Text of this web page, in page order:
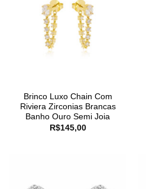
Brinco Luxo Chain Com
Riviera Zirconias Brancas
Banho Ouro Semi Joia
R$145,00